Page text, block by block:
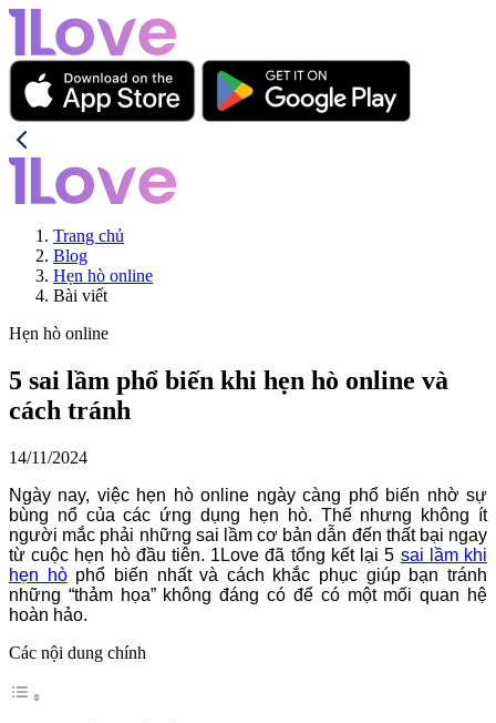
Trang chủ
Blog
Hẹn hò online
Bài viết
Hẹn hò online
5 sai lầm phổ biến khi hẹn hò online và
cách tránh
14/11/2024
Ngày nay, việc hẹn hò online ngày càng phổ biến nhờ sự
bùng nổ của các ứng dụng hẹn hò. Thế nhưng không ít
người mắc phải những sai lầm cơ bản dẫn đến thất bại ngay
từ cuộc hẹn hò đầu tiên. 1Love đã tổng kết lại 5 sai lầm khi
hẹn hòphổ biến nhất và cách khắc phục giúp bạn tránh
những “thảm họa” không đáng có để có một mối quan hệ
hoàn hảo.
Các nội dung chính